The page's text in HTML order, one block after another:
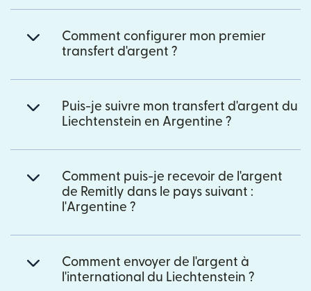
Comment configurer mon premier
transfert d'argent ?
Puis-je suivre mon transfert d'argent du
Liechtenstein en Argentine ?
Comment puis-je recevoir de l'argent
de Remitly dans le pays suivant :
l'Argentine ?
Comment envoyer de l'argent à
l'international du Liechtenstein ?